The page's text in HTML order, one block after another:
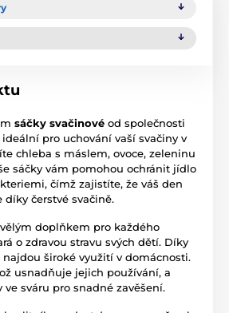
sáčky svačinové od společnosti
ideální pro uchování vaší svačiny v
chleba s máslem, ovoce, zeleninu
sáčky vám pomohou ochránit jídlo
čímž zajistíte, že váš den
čerstvé svačině.
doplňkem pro každého
o zdravou stravu svých dětí. Díky
široké využití v domácnosti.
usnadňuje jejich používání, a
sváru pro snadné zavěšení.